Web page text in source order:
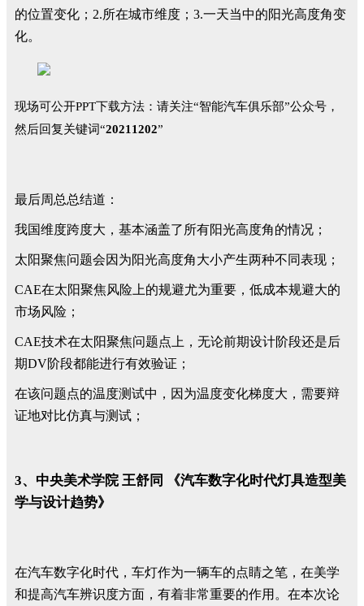
的位置变化；2.所在城市维度；3.一天当中的阳光高度角变
化。
现场可公开PPT下载方法： 请关注“智能汽车俱乐部”公众号，
然后回复关键词“20211202”
最后周总总结道：
我国维度跨度大，基本涵盖了所有阳光高度角的情况；
太阳聚焦问题会因为阳光高度角大小产生两种不同表现；
CAE在太阳聚焦风险上的规避尤为重要，低成本规避大的
市场风险；
CAE技术在太阳聚焦问题点上，无论前期设计阶段还是后
期DV阶段都能进行有效验证；
在该问题点的温度测试中，因为温度变化梯度大，需要辩
证地对比仿真与测试；
3、中央美术学院 王舒同 《汽车数字化时代灯具造型美
学与设计趋势》
在汽车数字化时代，车灯作为一辆车的点睛之笔，在美学
和提高汽车辨识度方面，有着非常重要的作用。在本次论